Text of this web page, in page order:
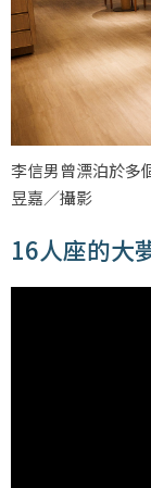
李信男曾漂泊於多
昱嘉／攝影
16人座的大